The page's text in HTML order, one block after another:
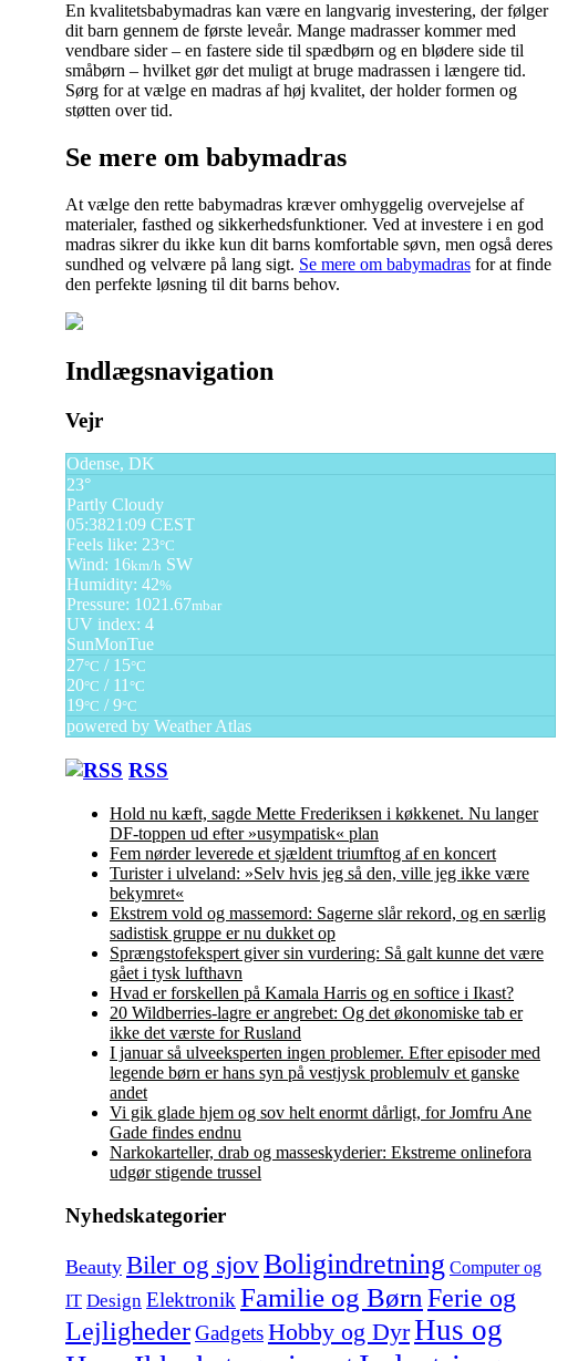
En kvalitetsbabymadras kan være en langvarig investering, der følger
dit barn gennem de første leveår. Mange madrasser kommer med
vendbare sider – en fastere side til spædbørn og en blødere side til
småbørn – hvilket gør det muligt at bruge madrassen i længere tid.
Sørg for at vælge en madras af høj kvalitet, der holder formen og
støtten over tid.
Se mere om babymadras
At vælge den rette babymadras kræver omhyggelig overvejelse af
materialer, fasthed og sikkerhedsfunktioner. Ved at investere i en god
madras sikrer du ikke kun dit barns komfortable søvn, men også deres
sundhed og velvære på lang sigt. Se mere om babymadras for at finde
den perfekte løsning til dit barns behov.
Indlægsnavigation
Vejr
Odense, DK
23°
Partly Cloudy
05:3821:09 CEST
Feels like: 23°C
Wind: 16km/h SW
Humidity: 42%
Pressure: 1021.67mbar
UV index: 4
SunMonTue
27°C / 15°C
20°C / 11°C
19°C / 9°C
powered by Weather Atlas
RSS
Hold nu kæft, sagde Mette Frederiksen i køkkenet. Nu langer
DF-toppen ud efter »usympatisk« plan
Fem nørder leverede et sjældent triumftog af en koncert
Turister i ulveland: »Selv hvis jeg så den, ville jeg ikke være
bekymret«
Ekstrem vold og massemord: Sagerne slår rekord, og en særlig
sadistisk gruppe er nu dukket op
Sprængstofekspert giver sin vurdering: Så galt kunne det være
gået i tysk lufthavn
Hvad er forskellen på Kamala Harris og en softice i Ikast?
20 Wildberries-lagre er angrebet: Og det økonomiske tab er
ikke det værste for Rusland
I januar så ulveeksperten ingen problemer. Efter episoder med
legende børn er hans syn på vestjysk problemulv et ganske
andet
Vi gik glade hjem og sov helt enormt dårligt, for Jomfru Ane
Gade findes endnu
Narkokarteller, drab og masseskyderier: Ekstreme onlinefora
udgør stigende trussel
Nyhedskategorier
Beauty Biler og sjovBoligindretning Computer og
IT Design ElektronikFamilie og Børn Ferie og
LejlighederGadgetsHobby og DyrHus og